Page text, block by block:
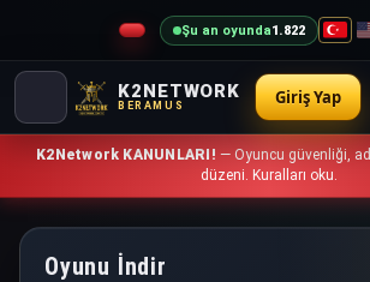
Şu an oyunda1.822
K2NETWORK
BERAMUS Giriş Yap
K2Network KANUNLARI! — Oyuncu güvenliği,
düzeni. Kuralları oku.
Oyunu İndir